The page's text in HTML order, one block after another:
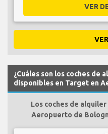
VER
¿Cuáles son los coches de
disponibles en Target en
Los coches de
Aeropuerto de